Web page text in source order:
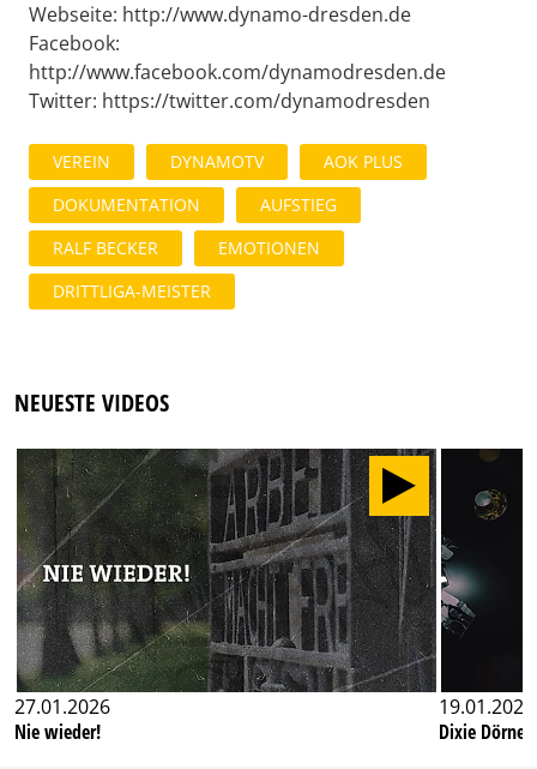
Webseite: http://www.dynamo-dresden.de
Facebook:
http://www.facebook.com/dynamodresden.de
Twitter: https://twitter.com/dynamodresden
VEREIN DYNAMOTV
AOK PLUS
DOKUMENTATION
AUFSTIEG
RALF BECKER
EMOTIONEN
DRITTLIGA-MEISTER
NEUESTE VIDEOS
27.01.2026
Nie wieder!
19.01.2026
Dixie